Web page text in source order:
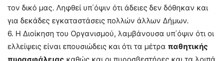
τον δικό μας. Ληφθεί υπ΄όψιν ότι άδειες δεν δόθηκαν και
για δεκάδες εγκαταστάσεις πολλών άλλων Δήμων.
6. Η Διοίκηση του Οργανισμού, λαμβάνουσα υπ΄όψιν ότι οι
ελλείψεις είναι επουσιώδεις και ότι τα μέτρα παθητικής